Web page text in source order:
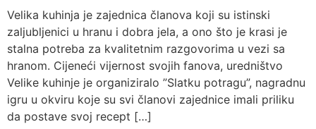
Velika kuhinja je zajednica članova koji su istinski
zaljubljenici u hranu i dobra jela, a ono što je krasi je
stalna potreba za kvalitetnim razgovorima u vezi sa
hranom. Cijeneći vijernost svojih fanova, uredništvo
Velike kuhinje je organiziralo ”Slatku potragu”, nagradnu
igru u okviru koje su svi članovi zajednice imali priliku
da postave svoj recept […]